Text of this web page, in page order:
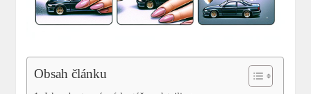
Obsah článku